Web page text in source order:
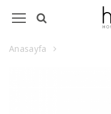
Anasayfa